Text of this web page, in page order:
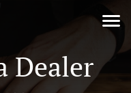
Dealer